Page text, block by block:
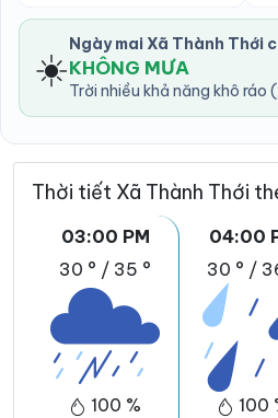
☀️ Ngày mai Xã Thành Thới
KHÔNG MƯA
Trời nhiều khả năng khô ráo
Thời tiết Xã Thành Thới
03:00 PM
30 ° / 35 °
100 %
04:00
30 ° /
100